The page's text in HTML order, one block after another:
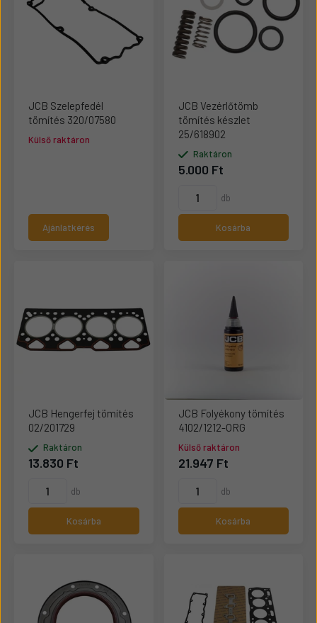
JCB Szelepfedél
tömítés 320/07580
Külső raktáron
Ajánlatkérés
JCB Vezérlőtömb
tömítés készlet
25/618902
Raktáron
5.000 Ft
db
Kosárba
JCB Hengerfej tömítés
02/201729
Raktáron
13.830 Ft
db
Kosárba
JCB Folyékony tömítés
4102/1212-ORG
Külső raktáron
21.947 Ft
db
Kosárba